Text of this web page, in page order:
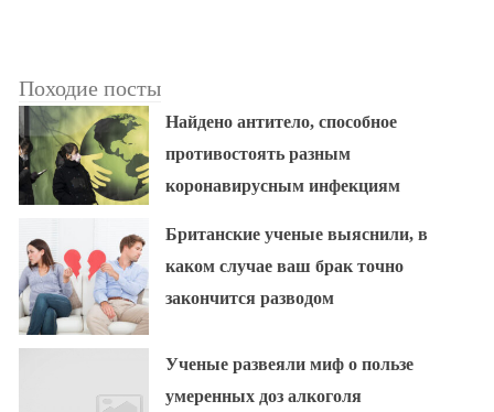
Походие посты
Найдено антитело, способное
противостоять разным
коронавирусным инфекциям
Британские ученые выяснили, в
каком случае ваш брак точно
закончится разводом
Ученые развеяли миф о пользе
умеренных доз алкоголя